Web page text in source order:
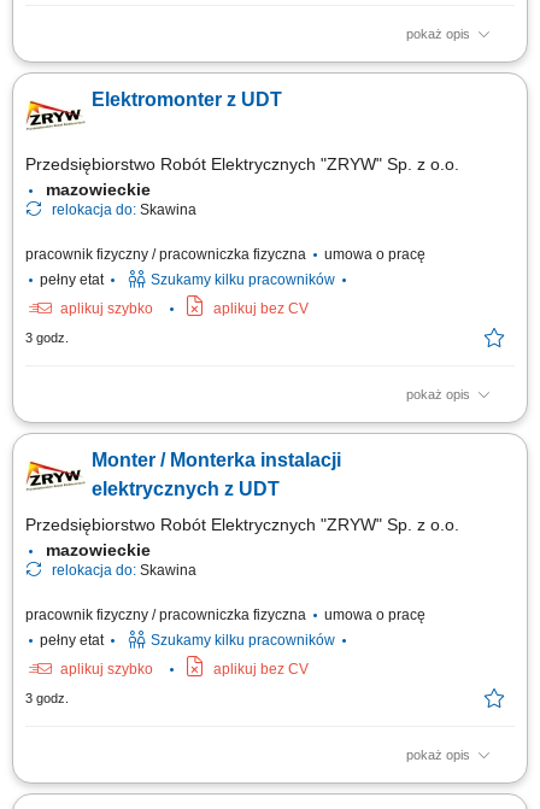
pokaż opis
Przeprowadzanie pomiarów instalacji i urządzeń elektroenergetycznych
elektroenergetycznych; Naprawa oraz konserwacja urządzeń
elektroenergetycznych, w tym podległych pod UDT; Montaż nowych
Elektromonter z UDT
Przedsiębiorstwo Robót Elektrycznych "ZRYW" Sp. z o.o.
mazowieckie
relokacja do: Skawina
pracownik fizyczny / pracowniczka fizyczna
umowa o pracę
pełny etat
Szukamy kilku pracowników
aplikuj szybko
aplikuj bez CV
3 godz.
pokaż opis
montaż instalacji elektrycznych
Monter / Monterka instalacji
elektrycznych z UDT
Przedsiębiorstwo Robót Elektrycznych "ZRYW" Sp. z o.o.
mazowieckie
relokacja do: Skawina
pracownik fizyczny / pracowniczka fizyczna
umowa o pracę
pełny etat
Szukamy kilku pracowników
aplikuj szybko
aplikuj bez CV
3 godz.
pokaż opis
Wykonywanie montażu i serwisu instalacji elektrycznych na obiektach